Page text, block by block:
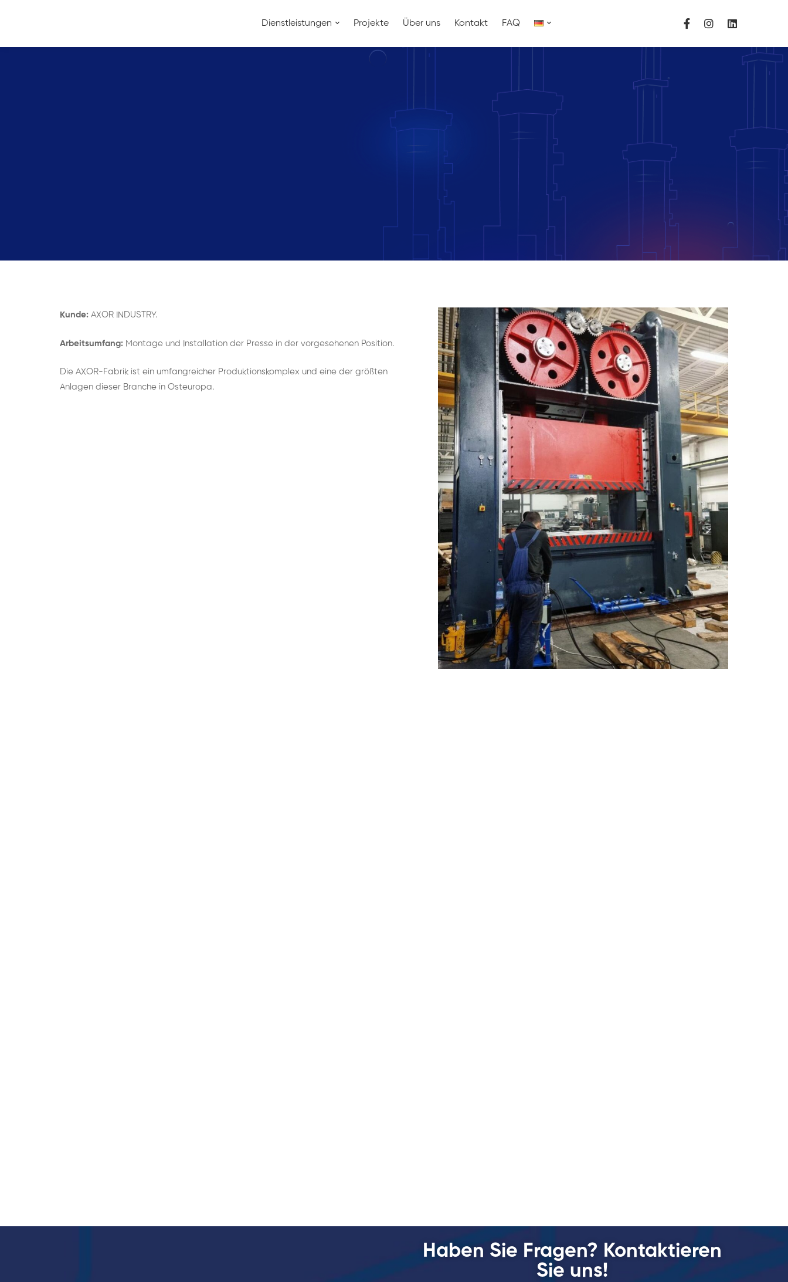
Dienstleistungen Projekte Über uns Kontakt FAQ
Kunde: AXOR INDUSTRY.
Arbeitsumfang: Montage und Installation der Presse in der vorgesehenen Position.
Die AXOR-Fabrik ist ein umfangreicher Produktionskomplex und eine der größten
Anlagen dieser Branche in Osteuropa.
Haben Sie Fragen? Kontaktieren
Sie uns!